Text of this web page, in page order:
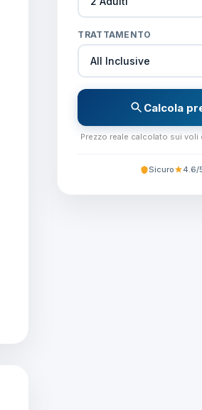
TRATTAMENTO
Calcola
Prezzo reale calcolato sui voli
Sicuro 4.6/